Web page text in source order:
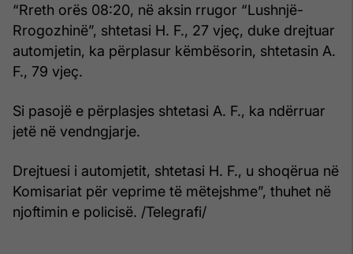
“Rreth orës 08:20, në aksin rrugor “Lushnjë-
Rrogozhinë”, shtetasi H. F., 27 vjeç, duke drejtuar
automjetin, ka përplasur këmbësorin, shtetasin A.
F., 79 vjeç.
Si pasojë e përplasjes shtetasi A. F., ka ndërruar
jetë në vendngjarje.
Drejtuesi i automjetit, shtetasi H. F., u shoqërua në
Komisariat për veprime të mëtejshme”, thuhet në
njoftimin e policisë. /Telegrafi/